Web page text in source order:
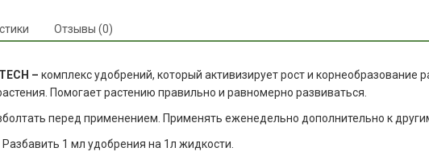
Отзывы (0)
– комплекс удобрений, который активизирует рост и корнеобразование
Помогает растению правильно и равномерно развиваться.
перед применением. Применять еженедельно дополнительно к
Разбавить 1 мл удобрения на 1л жидкости.